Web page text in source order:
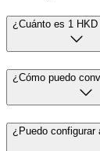
¿Cuánto es 1 HKD
¿Cómo puedo
¿Puedo